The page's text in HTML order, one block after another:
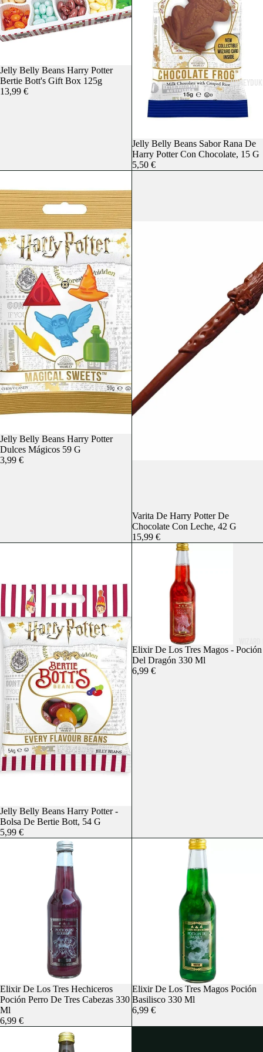
Agotado
Jelly Belly Beans Harry Potter
Bertie Bott's Gift Box 125g
13,99 €
Agotado
Jelly Belly Beans Sabor Rana De
Harry Potter Con Chocolate, 15 G
5,50 €
Agotado
Jelly Belly Beans Harry Potter
Dulces Mágicos 59 G
3,99 €
Agotado
Varita De Harry Potter De
Chocolate Con Leche, 42 G
15,99 €
Agotado
Jelly Belly Beans Harry Potter -
Bolsa De Bertie Bott, 54 G
5,99 €
Agotado
Elixir De Los Tres Magos - Poción
Del Dragón 330 Ml
6,99 €
Agotado
Elixir De Los Tres Hechiceros
Poción Perro De Tres Cabezas 330
Ml
6,99 €
Agotado
Elixir De Los Tres Magos Poción
Basilisco 330 Ml
6,99 €